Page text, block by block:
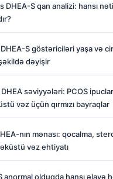
DHEA-S qan analizi: hansı
S göstəriciləri yaşa və
dəyişir
səviyyələri: PCOS
vəz üçün qırmızı bayraqlar
nın mənası: qocalma,
vəz ehtiyatı
anormal olduqda hansı əlavə